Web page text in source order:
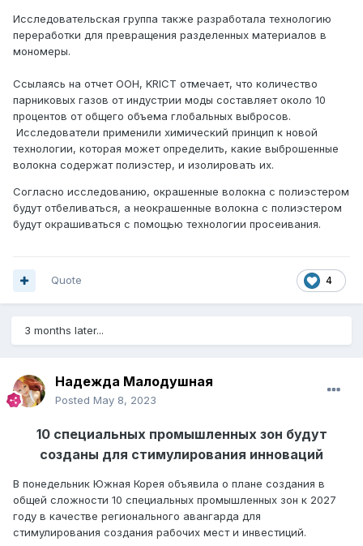
Исследовательская группа также разработала технологию
переработки для превращения разделенных материалов в
мономеры.
Ссылаясь на отчет ООН, KRICT отмечает, что количество
парниковых газов от индустрии моды составляет около 10
процентов от общего объема глобальных выбросов.
Исследователи применили химический принцип к новой
технологии, которая может определить, какие выброшенные
волокна содержат полиэстер, и изолировать их.
Согласно исследованию, окрашенные волокна с полиэстером
будут отбеливаться, а неокрашенные волокна с полиэстером
будут окрашиваться с помощью технологии просеивания.
4
Quote
3 months later...
Надежда Малодушная
Posted May 8, 2023
10 специальных промышленных зон будут
созданы для стимулирования инноваций
В понедельник Южная Корея объявила о плане создания в
общей сложности 10 специальных промышленных зон к 2027
году в качестве регионального авангарда для
стимулирования создания рабочих мест и инвестиций.